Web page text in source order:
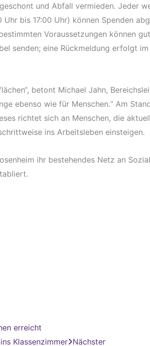
und Abfall vermieden. Jeder
bis 17:00 Uhr) können Spenden
Voraussetzungen können
senden; eine Rückmeldung erfolgt im
betont Michael Jahn,
ebenso wie für Menschen.“ Am
richtet sich an Menschen, die
ins Arbeitsleben einsteigen.
ihr bestehendes Netz an
erreicht
Klassenzimmer Nächster